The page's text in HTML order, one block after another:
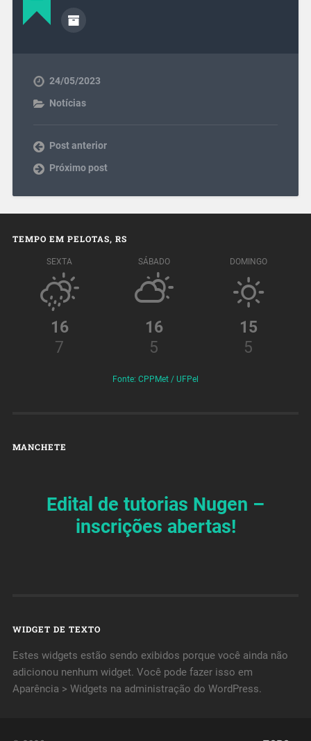
24/05/2023
Notícias
Post anterior
Próximo post
TEMPO EM PELOTAS, RS
SEXTA
16
7
SÁBADO
16
5
DOMINGO
15
5
Fonte: CPPMet / UFPel
MANCHETE
Edital de tutorias Nugen –
inscrições abertas!
WIDGET DE TEXTO
Estes widgets estão sendo exibidos porque você ainda não
adicionou nenhum widget. Você pode fazer isso em
Aparência > Widgets na administração do WordPress.